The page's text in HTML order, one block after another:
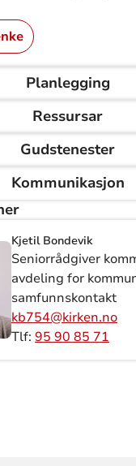
Planlegging
Ressursar
Gudstenester
Kommunikasjon
Kjetil Bondevik
Seniorrådgiver
avdeling for
samfunnskontakt
kb754@kirken.no
Tlf: 95 90 85 71